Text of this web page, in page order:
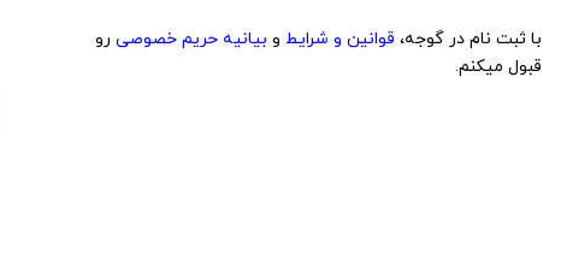
با ثبت نام در گوجه، قوانین و شرایط و بیانیه حریم خصوصی رو
قبول میکنم.